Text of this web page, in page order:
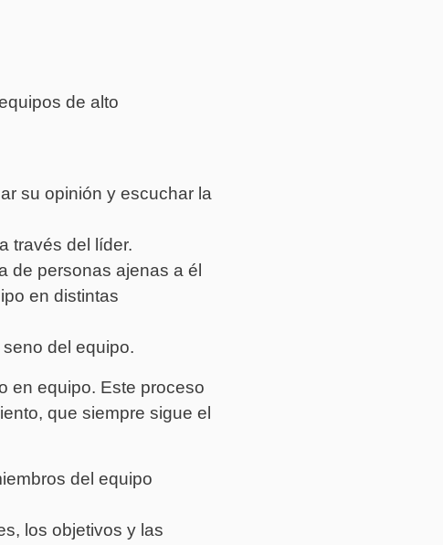
de alto
su opinión y escuchar la
través del líder.
de personas ajenas a él
en distintas
del equipo.
en equipo. Este proceso
que siempre sigue el
del equipo
los objetivos y las